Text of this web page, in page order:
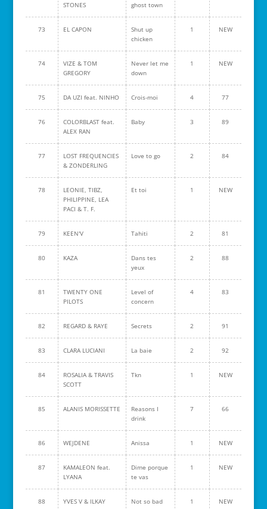
STONES
ghost town
73 EL CAPON
Shut up
chicken
1 NEW
74
VIZE & TOM
GREGORY
Never let me
down
1 NEW
75 DA UZI feat. NINHO Crois-moi 4 77
76
COLORBLAST feat.
ALEX RAN
Baby 3 89
77
LOST FREQUENCIES
& ZONDERLING
Love to go 2 84
78
LEONIE, TIBZ,
PHILIPPINE, LEA
PACI & T. F.
Et toi 1 NEW
79 KEEN'V Tahiti 2 81
80 KAZA
Dans tes
yeux
2 88
81
TWENTY ONE
PILOTS
Level of
concern
4 83
82 REGARD & RAYE Secrets 2 91
83 CLARA LUCIANI La baie 2 92
84
ROSALIA & TRAVIS
SCOTT
Tkn 1 NEW
85 ALANIS MORISSETTE
Reasons I
drink
7 66
86 WEJDENE Anissa 1 NEW
87
KAMALEON feat.
LYANA
Dime porque
te vas
1 NEW
88
YVES V & ILKAY
Not so bad 1 NEW